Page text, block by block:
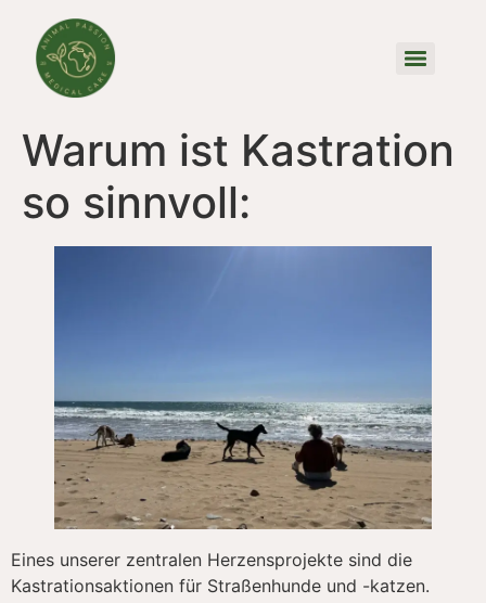
Warum ist Kastration
so sinnvoll:
Eines unserer zentralen Herzensprojekte sind die
Kastrationsaktionen für Straßenhunde und -katzen.